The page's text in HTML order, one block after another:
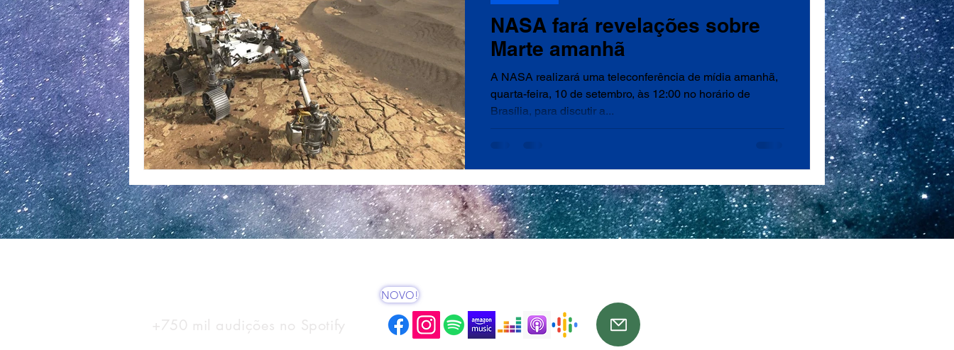
NASA fará revelações sobre
Marte amanhã
A NASA realizará uma teleconferência de mídia amanhã,
quarta-feira, 10 de setembro, às 12:00 no horário de
Brasília, para discutir a...
NOVO!
+750 mil audições no Spotify